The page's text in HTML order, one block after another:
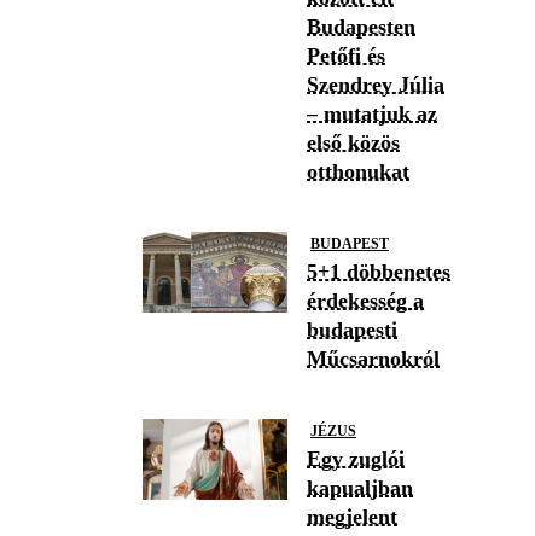
Budapesten
Petőfi és
Szendrey Júlia
– mutatjuk az
első közös
otthonukat
BUDAPEST
5+1 döbbenetes
érdekesség a
budapesti
Műcsarnokról
JÉZUS
Egy zuglói
kapualjban
megjelent